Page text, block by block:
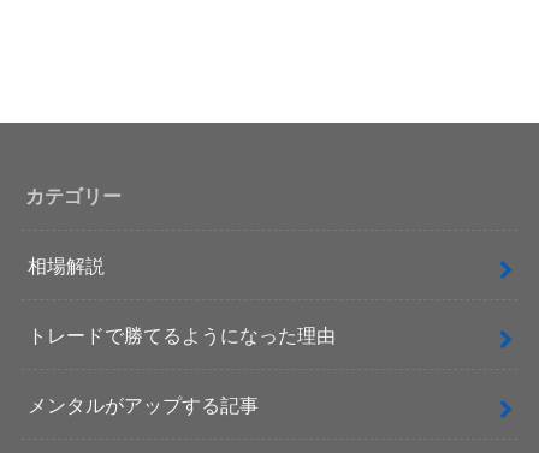
カテゴリー
相場解説
トレードで勝てるようになった理由
メンタルがアップする記事